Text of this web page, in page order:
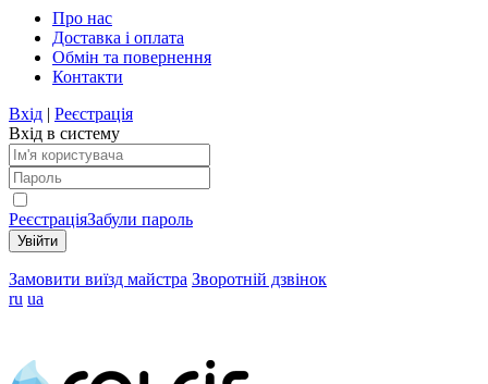
Про нас
Доставка і оплата
Обмін та повернення
Контакти
Вхід | Реєстрація
Вхід в систему
РеєстраціяЗабули пароль
Замовити виїзд майстра Зворотній дзвінок
ru ua